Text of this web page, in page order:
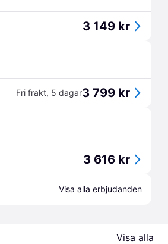
3 149 kr
Fri frakt, 5 dagar3 799 kr
3 616 kr
Visa alla erbjudanden
Visa alla